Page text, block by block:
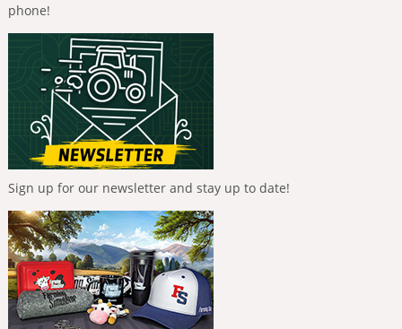
phone!
Sign up for our newsletter and stay up to date!